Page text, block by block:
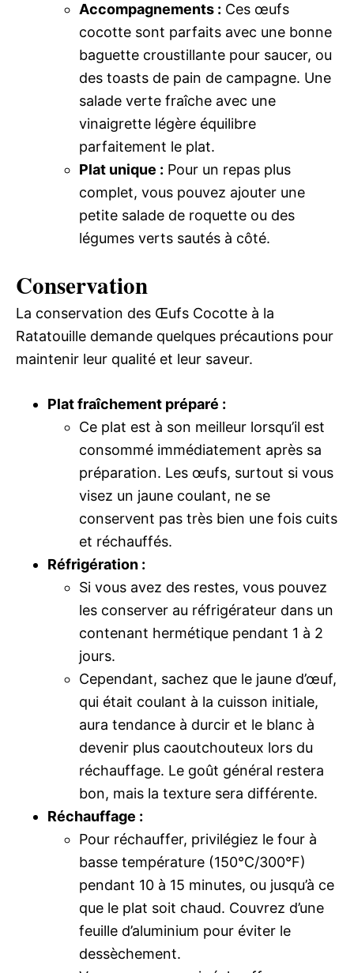
Accompagnements : Ces œufs
cocotte sont parfaits avec une bonne
baguette croustillante pour saucer, ou
des toasts de pain de campagne. Une
salade verte fraîche avec une
vinaigrette légère équilibre
parfaitement le plat.
Plat unique : Pour un repas plus
complet, vous pouvez ajouter une
petite salade de roquette ou des
légumes verts sautés à côté.
Conservation
La conservation des Œufs Cocotte à la
Ratatouille demande quelques précautions pour
maintenir leur qualité et leur saveur.
Plat fraîchement préparé :
Ce plat est à son meilleur lorsqu’il est
consommé immédiatement après sa
préparation. Les œufs, surtout si vous
visez un jaune coulant, ne se
conservent pas très bien une fois cuits
et réchauffés.
Réfrigération :
Si vous avez des restes, vous pouvez
les conserver au réfrigérateur dans un
contenant hermétique pendant 1 à 2
jours.
Cependant, sachez que le jaune d’œuf,
qui était coulant à la cuisson initiale,
aura tendance à durcir et le blanc à
devenir plus caoutchouteux lors du
réchauffage. Le goût général restera
bon, mais la texture sera différente.
Réchauffage :
Pour réchauffer, privilégiez le four à
basse température (150°C/300°F)
pendant 10 à 15 minutes, ou jusqu’à ce
que le plat soit chaud. Couvrez d’une
feuille d’aluminium pour éviter le
dessèchement.